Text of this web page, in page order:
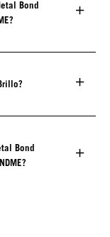
Bond
Bond